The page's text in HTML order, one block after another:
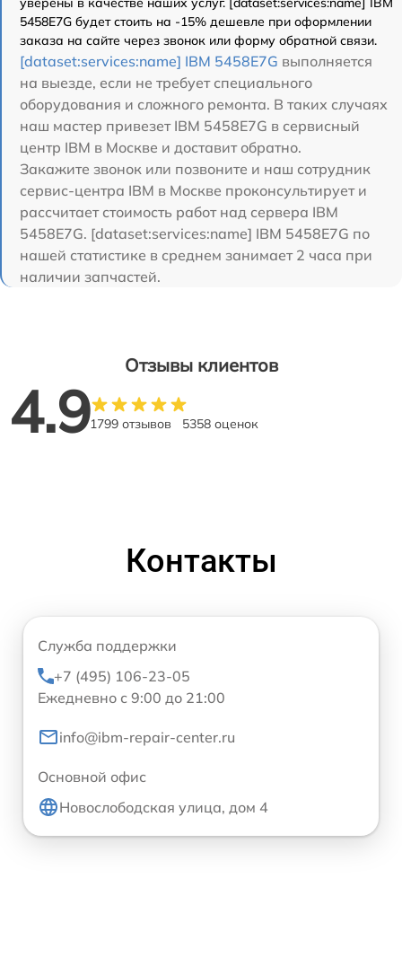
5458E7G будет стоить на -15% дешевле при оформлении
заказа на сайте через звонок или форму обратной связи.
[dataset:services:name] IBM 5458E7G выполняется
на выезде, если не требует специального
оборудования и сложного ремонта. В таких случаях
наш мастер привезет IBM 5458E7G в сервисный
центр IBM в Москве и доставит обратно.
Закажите звонок или позвоните и наш сотрудник
сервис-центра IBM в Москве проконсультирует и
рассчитает стоимость работ над сервера IBM
5458E7G. [dataset:services:name] IBM 5458E7G по
нашей статистике в среднем занимает 2 часа при
наличии запчастей.
Отзывы клиентов
4.91799 отзывов 5358 оценок
Контакты
Служба поддержки
+7 (495) 106-23-05
Ежедневно с 9:00 до 21:00
info@ibm-repair-center.ru
Основной офис
Новослободская улица, дом 4